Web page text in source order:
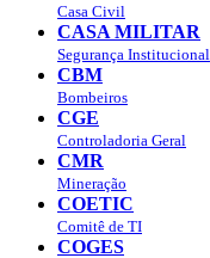
Casa Civil
CASA MILITAR
Segurança Institucional
CBM
Bombeiros
CGE
Controladoria Geral
CMR
Mineração
COETIC
Comitê de TI
COGES